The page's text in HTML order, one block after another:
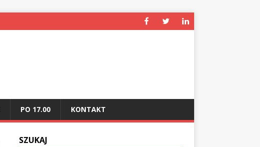
PO 17.00 KONTAKT
SZUKAJ